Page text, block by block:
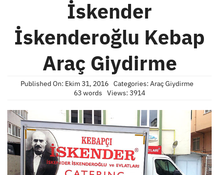
İskender
İskenderoğlu Kebap
Araç Giydirme
Published On: Ekim 31, 2016 Categories: Araç Giydirme
63 words
Views: 3914